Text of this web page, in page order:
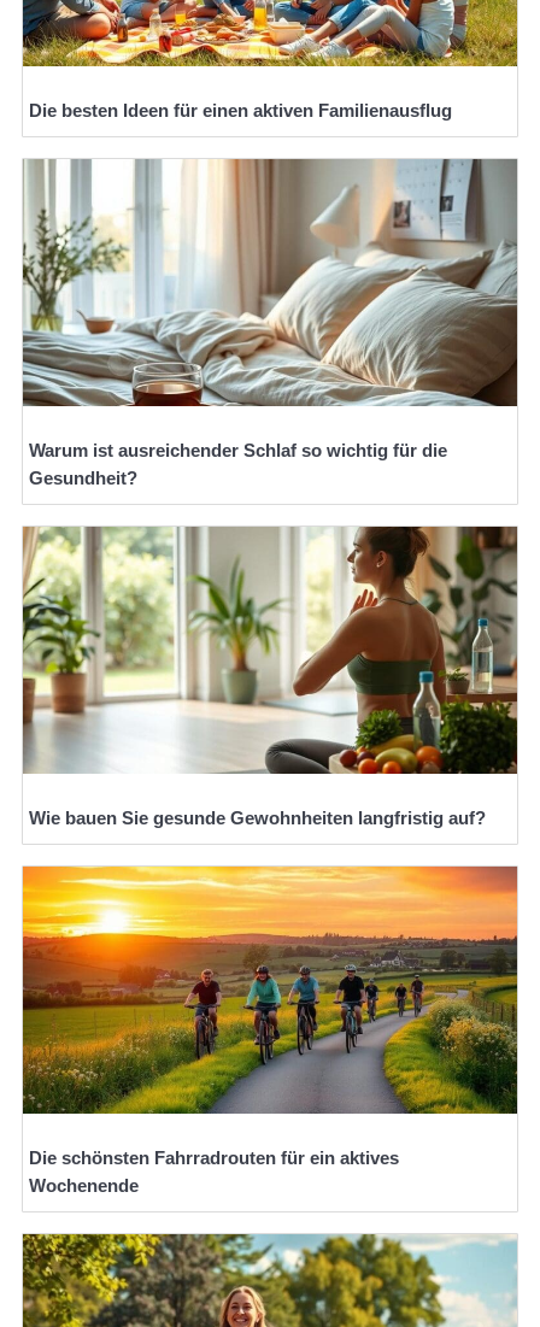
Die besten Ideen für einen aktiven Familienausflug
Warum ist ausreichender Schlaf so wichtig für die
Gesundheit?
Wie bauen Sie gesunde Gewohnheiten langfristig auf?
Die schönsten Fahrradrouten für ein aktives
Wochenende